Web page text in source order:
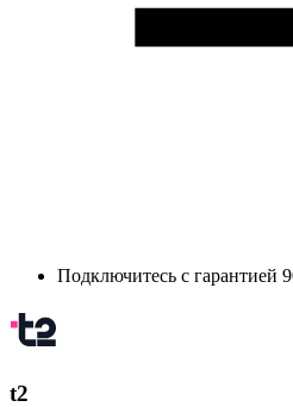
Подключитесь с гарантией
t2